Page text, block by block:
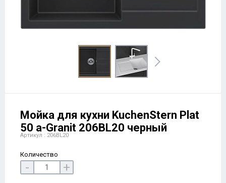
Мойка для кухни KuchenStern Plat
50 a-Granit 206BL20 черный
Артикул : 206BL20
Количество
- +